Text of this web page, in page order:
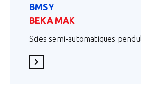
BMSY
BEKA MAK
Scies semi-automatiques
En savoir plus